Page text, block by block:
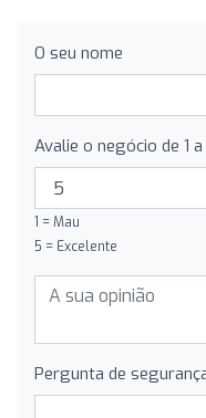
O seu nome
Avalie o negócio de 1
1 = Mau
5 = Excelente
Pergunta de